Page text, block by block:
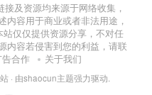
及资源均来源于网络收集，
内容用于商业或者非法用途，
仅仅提供资源分享，不对任
内容若侵害到您的利益，请联
告合作 关于我们
· 由shaocun主题强力驱动.